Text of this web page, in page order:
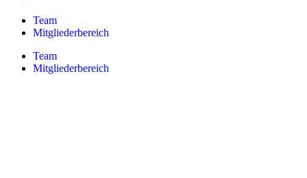
Team
Mitgliederbereich
Team
Mitgliederbereich